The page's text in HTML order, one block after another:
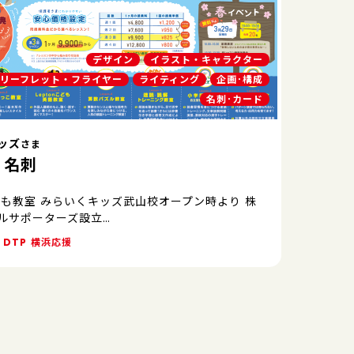
デザイン
イラスト・キャラクター
ーフレット・フライヤー
ライティング
企画･構成
名刺･カード
ズさま
刺
教室 みらいくキッズ武山校オープン時より 株
サポーターズ設立…
DTP 横浜応援